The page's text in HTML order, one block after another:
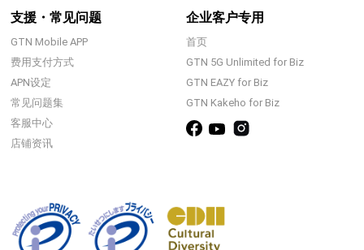
支援・常见问题
GTN Mobile APP
费用支付方式
APN设定
常见问题集
客服中心
店铺资讯
企业客户专用
首页
GTN 5G Unlimited for Biz
GTN EAZY for Biz
GTN Kakeho for Biz